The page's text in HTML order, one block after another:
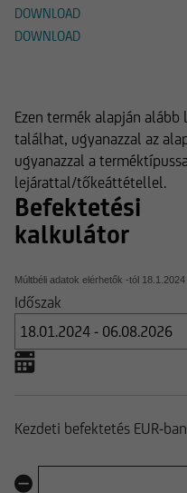
DOWNLOAD
DOWNLOAD
Ezen termék alapján
találhat, ugyanazzal az
ugyanazzal a
lejárattal/tőkeáttétellel.
Befektetési
kalkulátor
Múltbéli adatok elérhetők -tól 18.1.2024
Időszak
Kezdeti befektetés EUR-ban